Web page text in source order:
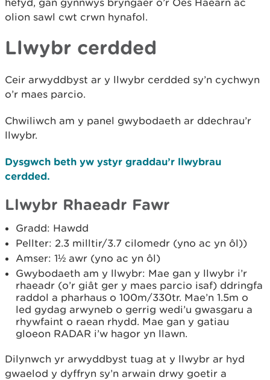
hefyd, gan gynnwys bryngaer o’r Oes Haearn ac
olion sawl cwt crwn hynafol.
Llwybr cerdded
Ceir arwyddbyst ar y llwybr cerdded sy’n cychwyn
o’r maes parcio.
Chwiliwch am y panel gwybodaeth ar ddechrau’r
llwybr.
Dysgwch beth yw ystyr graddau’r llwybrau
cerdded.
Llwybr Rhaeadr Fawr
Gradd: Hawdd
Pellter: 2.3 milltir/3.7 cilomedr (yno ac yn ôl))
Amser: 1½ awr (yno ac yn ôl)
Gwybodaeth am y llwybr: Mae gan y llwybr i’r
rhaeadr (o’r giât ger y maes parcio isaf) ddringfa
raddol a pharhaus o 100m/330tr. Mae’n 1.5m o
led gydag arwyneb o gerrig wedi’u gwasgaru a
rhywfaint o raean rhydd. Mae gan y gatiau
gloeon RADAR i’w hagor yn llawn.
Dilynwch yr arwyddbyst tuag at y llwybr ar hyd
gwaelod y dyffryn sy’n arwain drwy goetir a